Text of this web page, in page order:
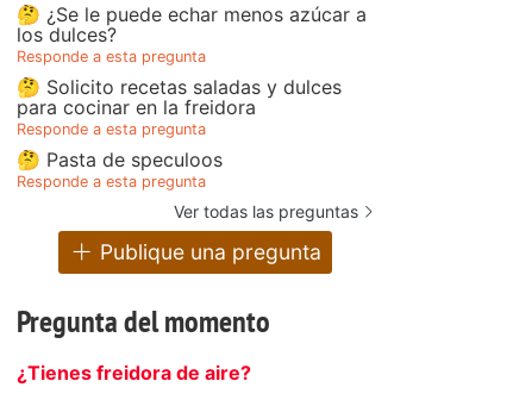
🤔 ¿Se le puede echar menos azúcar a
los dulces?
Responde a esta pregunta
🤔 Solicito recetas saladas y dulces
para cocinar en la freidora
Responde a esta pregunta
🤔 Pasta de speculoos
Responde a esta pregunta
Ver todas las preguntas
Publique una pregunta
Pregunta del momento
¿Tienes freidora de aire?